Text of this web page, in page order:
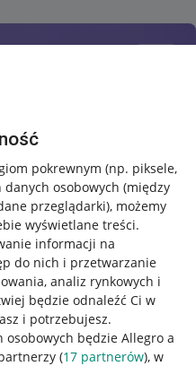
pokrewnym (np. piksele,
osobowych (między
przeglądarki), możemy
wyświetlane treści.
informacji na
do nich i przetwarzanie
analiz rynkowych i
będzie odnaleźć Ci w
i potrzebujesz.
będzie Allegro a
(17 partnerów), w